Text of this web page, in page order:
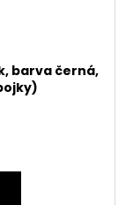
barva černá,